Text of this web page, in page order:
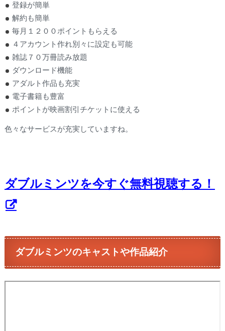
登録が簡単
解約も簡単
毎月１２００ポイントもらえる
４アカウント作れ別々に設定も可能
雑誌７０万冊読み放題
ダウンロード機能
アダルト作品も充実
電子書籍も豊富
ポイントが映画割引チケットに使える
色々なサービスが充実していますね。
ダブルミンツを今すぐ無料視聴する！
ダブルミンツのキャストや作品紹介